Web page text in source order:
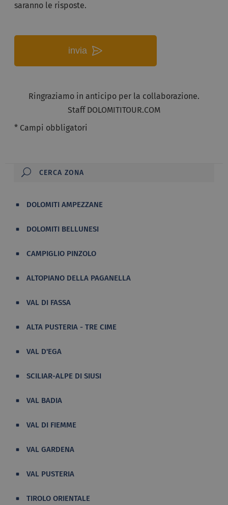
saranno le risposte.
invia
Ringraziamo in anticipo per la collaborazione.
Staff DOLOMITITOUR.COM
* Campi obbligatori
DOLOMITI AMPEZZANE
DOLOMITI BELLUNESI
CAMPIGLIO PINZOLO
ALTOPIANO DELLA PAGANELLA
VAL DI FASSA
ALTA PUSTERIA - TRE CIME
VAL D'EGA
SCILIAR-ALPE DI SIUSI
VAL BADIA
VAL DI FIEMME
VAL GARDENA
VAL PUSTERIA
TIROLO ORIENTALE